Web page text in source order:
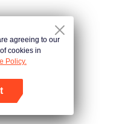
agreeing to our
cookies in
Policy.